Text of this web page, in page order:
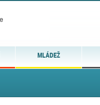
MLÁDEŽ